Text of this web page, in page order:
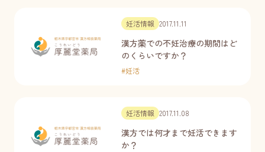
妊活情報 2017.11.11
漢方薬での不妊治療の期間はど
のくらいですか？
#妊活
妊活情報 2017.11.08
漢方では何才まで妊活できます
か？